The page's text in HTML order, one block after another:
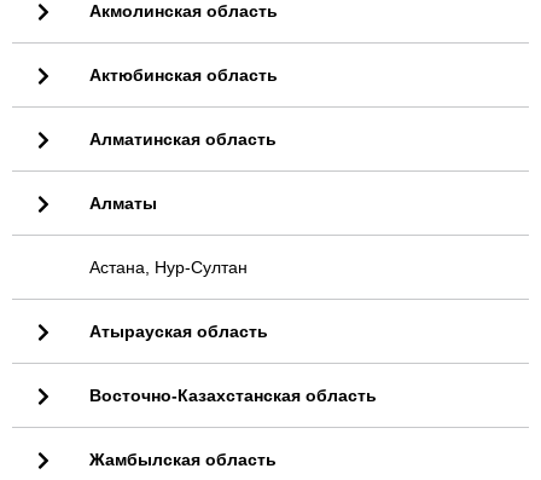
Акмолинская область
Актюбинская область
Алматинская область
Алматы
Астана, Нур-Султан
Атырауская область
Восточно-Казахстанская область
Жамбылская область